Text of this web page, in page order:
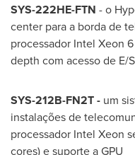
SYS-222HE-FTN - o
center para a borda de
processador Intel Xeon
depth com acesso de E/
SYS-212B-FN2T - um
instalações de
processador Intel Xeon
cores) e suporte a GPU